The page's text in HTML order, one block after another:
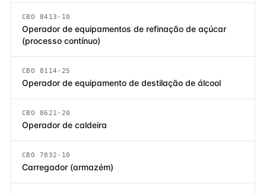
CBO 8413-10
Operador de equipamentos de refinação de açúcar
(processo contínuo)
CBO 8114-25
Operador de equipamento de destilação de álcool
CBO 8621-20
Operador de caldeira
CBO 7832-10
Carregador (armazém)